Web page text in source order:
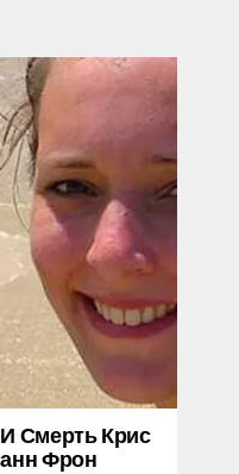
Смерть Крис
Фрон